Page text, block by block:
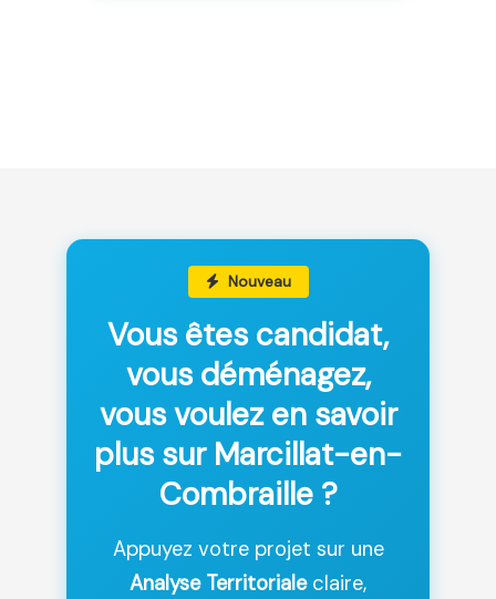
Nouveau
Vous êtes candidat,
vous déménagez,
vous voulez en savoir
plus sur Marcillat-en-
Combraille ?
Appuyez votre projet sur une
Analyse Territorialeclaire,